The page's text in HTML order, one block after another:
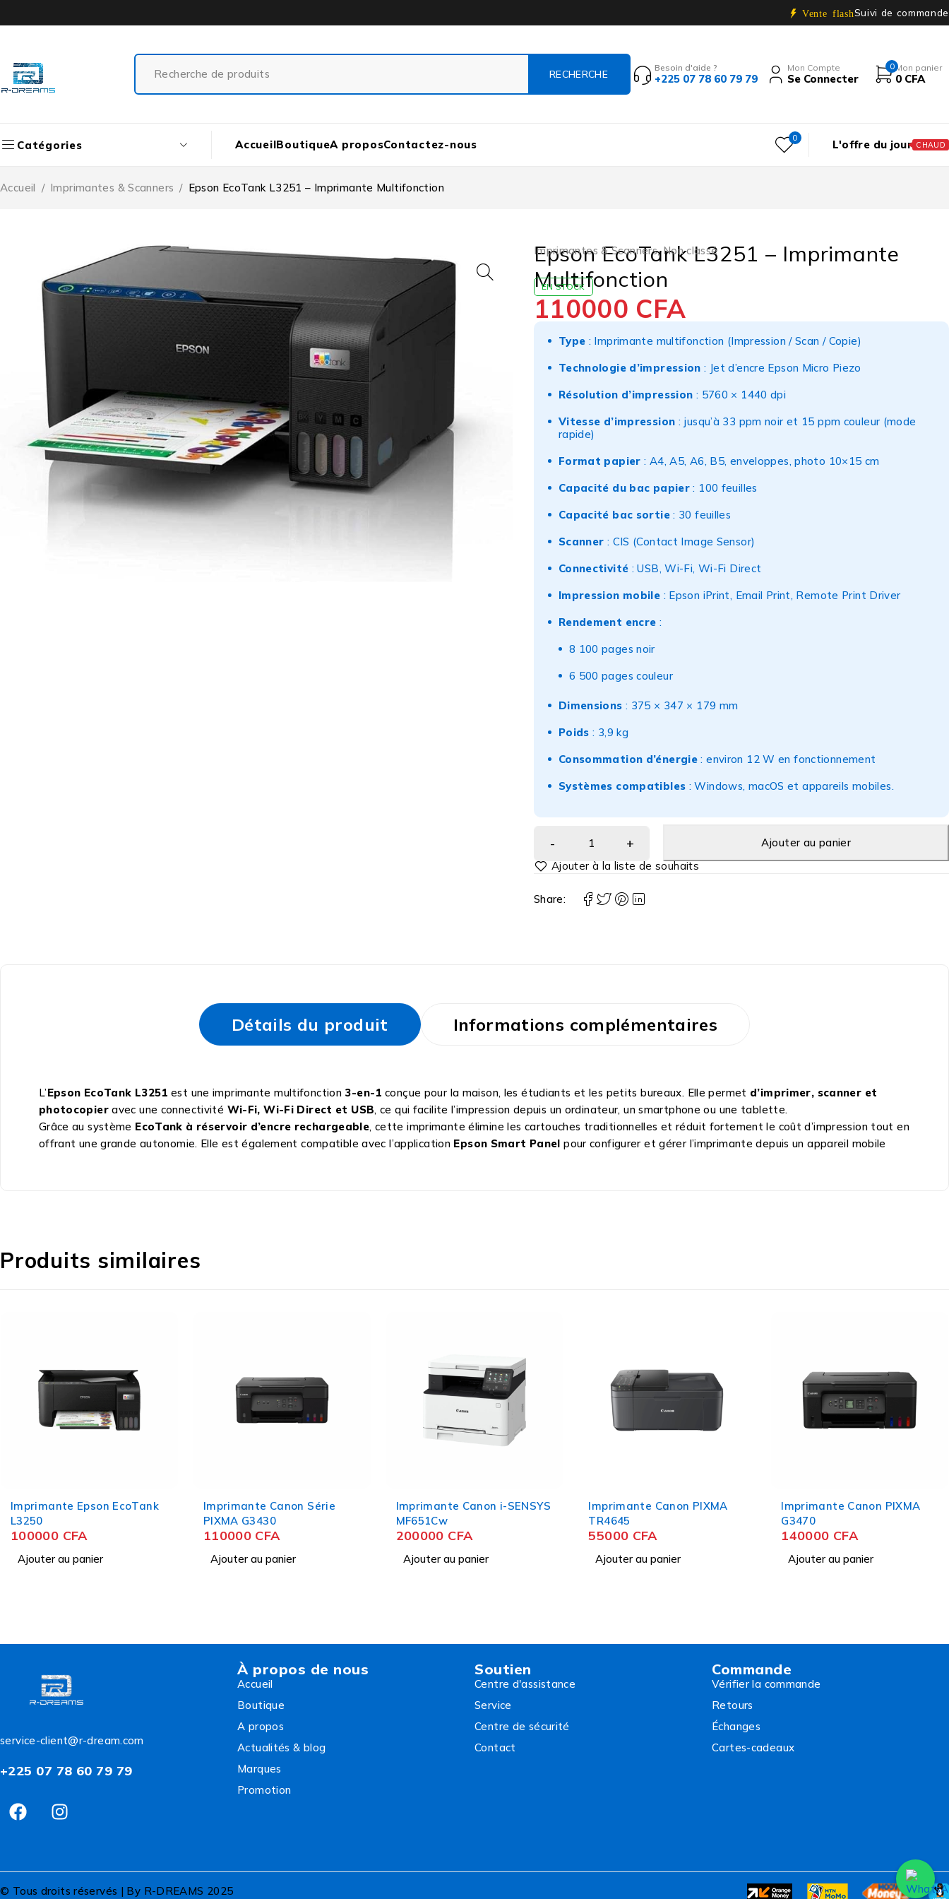
Vente flashSuivi de commande
Besoin d'aide ?
+225 07 78 60 79 79
Mon Compte
Se Connecter
0 Mon panier
0 CFA
Catégories AccueilBoutiqueA proposContactez-nous 0 L'offre du jour CHAUD
Accueil / Imprimantes & Scanners / Epson EcoTank L3251 – Imprimante Multifonction
Imprimantes & Scanners,Non classé
Epson EcoTank L3251 – Imprimante
Multifonction
EN STOCK
110000 CFA
Type : Imprimante multifonction (Impression / Scan / Copie)
Technologie d’impression : Jet d’encre Epson Micro Piezo
Résolution d’impression : 5760 × 1440 dpi
Vitesse d’impression : jusqu’à 33 ppm noir et 15 ppm couleur (mode
rapide)
Format papier : A4, A5, A6, B5, enveloppes, photo 10×15 cm
Capacité du bac papier : 100 feuilles
Capacité bac sortie: 30 feuilles
Scanner : CIS (Contact Image Sensor)
Connectivité : USB, Wi-Fi, Wi-Fi Direct
Impression mobile : Epson iPrint, Email Print, Remote Print Driver
Rendement encre :
8 100 pages noir
6 500 pages couleur
Dimensions : 375 × 347 × 179 mm
Poids : 3,9 kg
Consommation d’énergie : environ 12 W en fonctionnement
Systèmes compatibles : Windows, macOS et appareils mobiles.
Ajouter au panier
Share:
Détails du produit Informations complémentaires
L’Epson EcoTank L3251 est une imprimante multifonction 3-en-1 conçue pour la maison, les étudiants et les petits bureaux. Elle permet d’imprimer, scanner et
photocopieravec une connectivité Wi-Fi, Wi-Fi Direct et USB, ce qui facilite l’impression depuis un ordinateur, un smartphone ou une tablette.
Grâce au système EcoTank à réservoir d’encre rechargeable, cette imprimante élimine les cartouches traditionnelles et réduit fortement le coût d’impression tout en
offrant une grande autonomie. Elle est également compatible avec l’application Epson Smart Panel pour configurer et gérer l’imprimante depuis un appareil mobile
Produits similaires
Imprimante Epson EcoTank
L3250
100000 CFA
Ajouter au panier
Imprimante Canon Série
PIXMA G3430
110000 CFA
Ajouter au panier
Imprimante Canon i-SENSYS
MF651Cw
200000 CFA
Ajouter au panier
Imprimante Canon PIXMA
TR4645
55000 CFA
Ajouter au panier
Imprimante Canon PIXMA
G3470
140000 CFA
Ajouter au panier
service-client@r-dream.com
+225 07 78 60 79 79
À propos de nous
Accueil
Boutique
A propos
Actualités & blog
Marques
Promotion
Soutien
Centre d'assistance
Service
Centre de sécurité
Contact
Commande
Vérifier la commande
Retours
Échanges
Cartes-cadeaux
© Tous droits réservés | By R-DREAMS 2025